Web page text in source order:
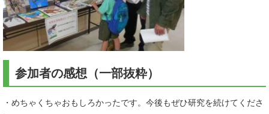
参加者の感想（一部抜粋）
・めちゃくちゃおもしろかったです。今後もぜひ研究を続けてくださ